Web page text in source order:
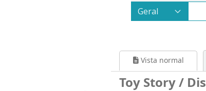
Vista normal
Toy Story /